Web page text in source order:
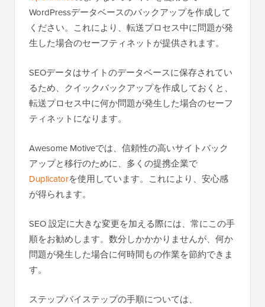
WordPressデータベースのバックアップを作成して
ください。これにより、転送プロセス中に問題が発
生した場合のセーフティネットが提供されます。
SEOデータはサイトのデータベースに保存されてい
るため、クイックバックアップを作成しておくと、
転送プロセス中に何か問題が発生した場合のセーフ
ティネットになります。
Awesome Motiveでは、信頼性の高いサイトバック
アップと移行のために、多くの提携企業で
Duplicatorを使用しています。これにより、安心感
が得られます。
SEO 設定に大きな変更を加える際には、常にこの手
順をお勧めします。数分しかかかりませんが、何か
問題が発生した場合に何時間もの作業を節約できま
す。
ステップバイステップの手順については、